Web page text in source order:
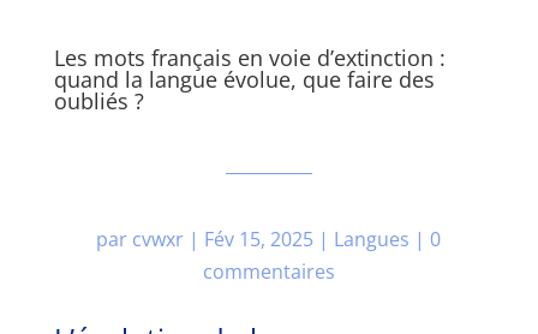
Les mots français en voie d’extinction :
quand la langue évolue, que faire des
oubliés ?
par cvwxr | Fév 15, 2025 | Langues | 0
commentaires